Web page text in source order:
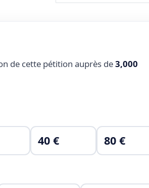
de cette pétition auprès de3,000
40 € 80 €